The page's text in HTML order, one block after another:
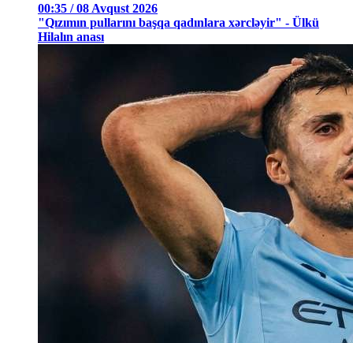
00:35 / 08 Avqust 2026
"Qızımın pullarını başqa qadınlara xərcləyir" - Ülkü
Hilalın anası